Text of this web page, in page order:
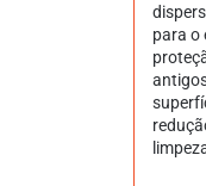
para o